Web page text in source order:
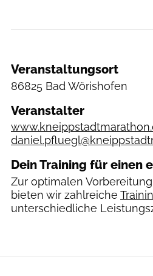
Veranstaltungsort
86825 Bad Wörishofen
Veranstalter
Dein Training für einen
Zur optimalen
bieten wir zahlreiche
unterschiedliche